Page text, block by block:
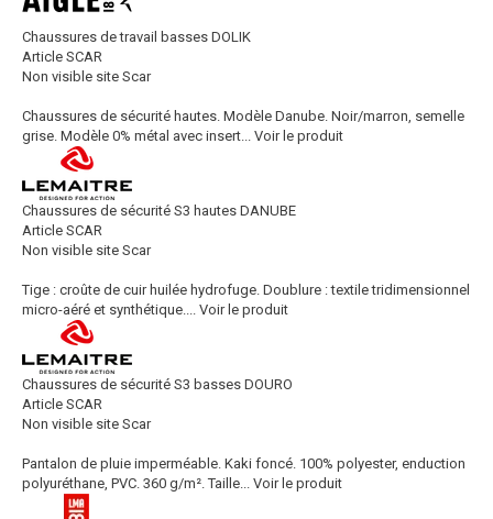
Chaussures de travail basses DOLIK
Article SCAR
Non visible site Scar
Chaussures de sécurité hautes. Modèle Danube. Noir/marron, semelle
grise. Modèle 0% métal avec insert...
Voir le produit
Chaussures de sécurité S3 hautes DANUBE
Article SCAR
Non visible site Scar
Tige : croûte de cuir huilée hydrofuge. Doublure : textile tridimensionnel
micro-aéré et synthétique....
Voir le produit
Chaussures de sécurité S3 basses DOURO
Article SCAR
Non visible site Scar
Pantalon de pluie imperméable. Kaki foncé. 100% polyester, enduction
polyuréthane, PVC. 360 g/m². Taille...
Voir le produit